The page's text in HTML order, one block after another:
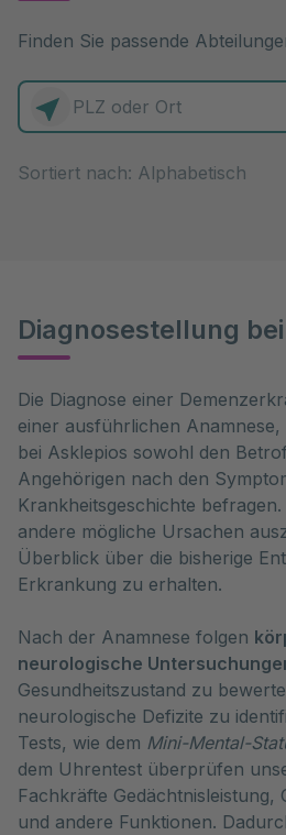
Finden Sie passende
Diagnosestellung
Die Diagnose einer
einer ausführlichen
bei Asklepios sowohl den
Angehörigen nach den
Krankheitsgeschichte
andere mögliche Ursachen
Überblick über die bisherige
Erkrankung zu erhalten.
Nach der Anamnese folgen
neurologische
Gesundheitszustand zu
neurologische Defizite zu
Tests, wie dem Mini-Mental-
dem Uhrentest überprüfen
Fachkräfte Gedächtnisleistung,
und andere Funktionen.